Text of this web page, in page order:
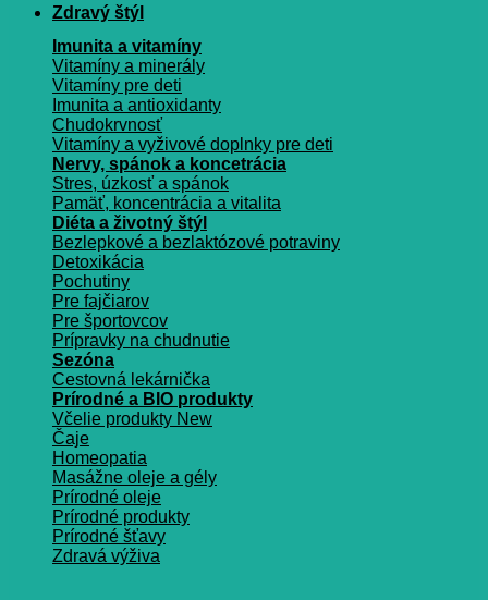
Zdravý štýl
Imunita a vitamíny
Vitamíny a minerály
Vitamíny pre deti
Imunita a antioxidanty
Chudokrvnosť
Vitamíny a vyživové doplnky pre deti
Nervy, spánok a koncetrácia
Stres, úzkosť a spánok
Pamäť, koncentrácia a vitalita
Diéta a životný štýl
Bezlepkové a bezlaktózové potraviny
Detoxikácia
Pochutiny
Pre fajčiarov
Pre športovcov
Prípravky na chudnutie
Sezóna
Cestovná lekárnička
Prírodné a BIO produkty
Včelie produkty
Čaje
Homeopatia
Masážne oleje a gély
Prírodné oleje
Prírodné produkty
Prírodné šťavy
Zdravá výživa